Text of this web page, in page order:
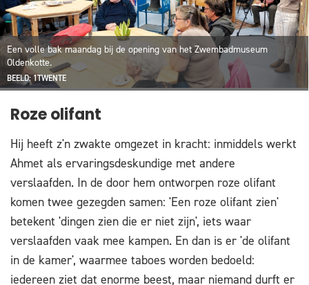
Een volle bak maandag bij de opening van het Zwembadmuseum
Oldenkotte.
BEELD: 1TWENTE
Roze olifant
Hij heeft z'n zwakte omgezet in kracht: inmiddels werkt
Ahmet als ervaringsdeskundige met andere
verslaafden. In de door hem ontworpen roze olifant
komen twee gezegden samen: 'Een roze olifant zien'
betekent 'dingen zien die er niet zijn', iets waar
verslaafden vaak mee kampen. En dan is er 'de olifant
in de kamer', waarmee taboes worden bedoeld:
iedereen ziet dat enorme beest, maar niemand durft er